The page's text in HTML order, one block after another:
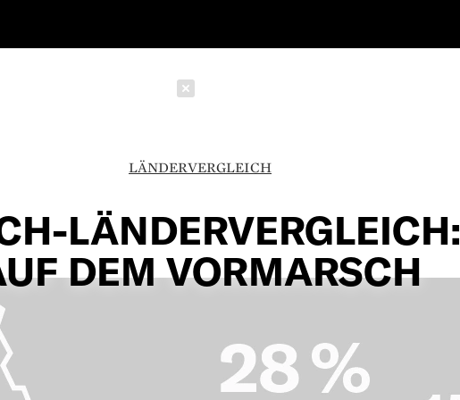
LÄNDERVERGLEICH
LÄNDERVERGLEICH:
DEM VORMARSCH